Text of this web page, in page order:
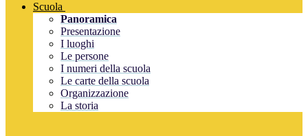
Scuola
Panoramica
Presentazione
I luoghi
Le persone
I numeri della scuola
Le carte della scuola
Organizzazione
La storia